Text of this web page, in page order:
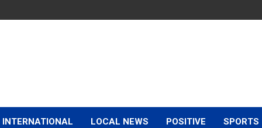
INTERNATIONAL LOCAL NEWS POSITIVE SPORTS